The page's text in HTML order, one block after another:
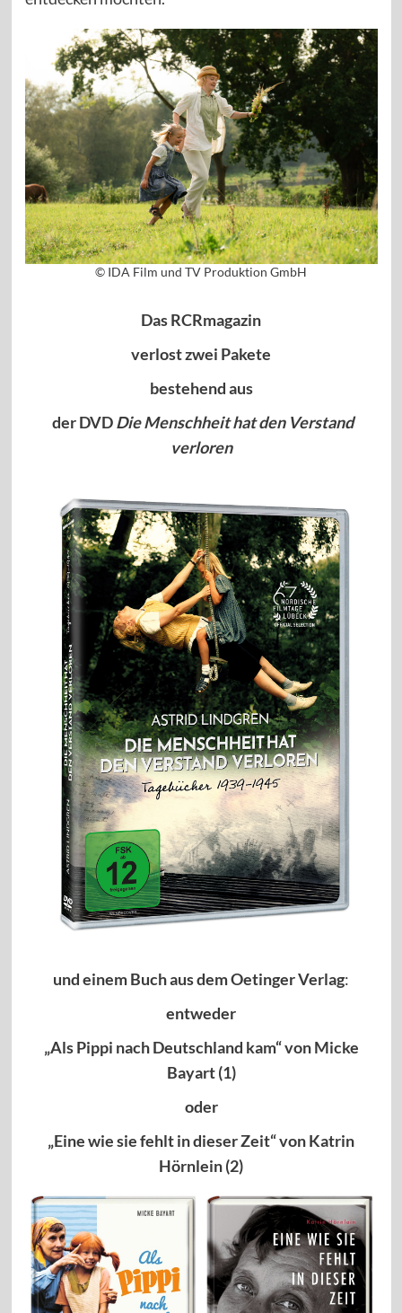
© IDA Film und TV Produktion GmbH
Das RCRmagazin
verlostzwei Pakete
bestehend aus
der DVDDie Menschheit hat den Verstand
verloren
und einem Buch aus dem Oetinger Verlag:
entweder
„Als Pippi nach Deutschland kam“ von Micke
Bayart (1)
oder
„Eine wie sie fehlt in dieser Zeit“ von Katrin
Hörnlein(2)